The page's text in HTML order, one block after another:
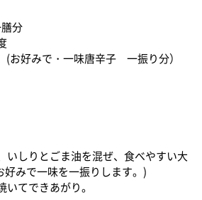
分
好みで・一味唐辛子 一振り分）
いしりとごま油を混ぜ、食べやすい大
好みで一味を一振りします。)
てできあがり。